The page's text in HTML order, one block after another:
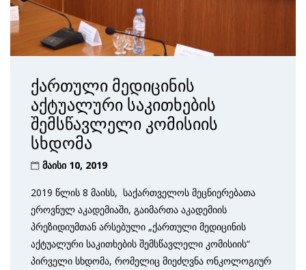
ქართული მედიცინის
აქტუალური საკითხების
შემსწავლელი კომისიის
სხდომა
მაისი 10, 2019
2019 წლის 8 მაისს, საქართველოს მეცნიერებათა
ეროვნულ აკადემიაში, გაიმართა აკადემიის
პრეზიდიუმთან არსებული „ქართული მედიცინის
აქტუალური საკითხების შემსწავლელი კომისიის“
პირველი სხდომა, რომელიც მიეძღვნა ონკოლოგიურ